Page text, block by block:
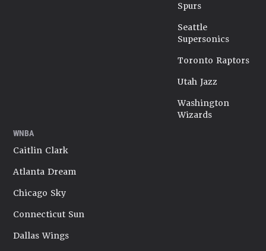
Spurs
Seattle
Supersonics
Toronto Raptors
Utah Jazz
Washington
Wizards
WNBA
Caitlin Clark
Atlanta Dream
Chicago Sky
Connecticut Sun
Dallas Wings